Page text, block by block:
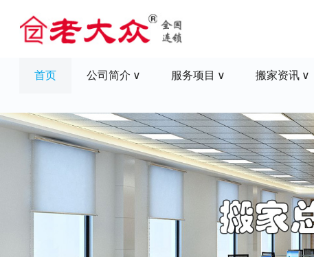
首页 公司简介 服务项目 搬家资讯